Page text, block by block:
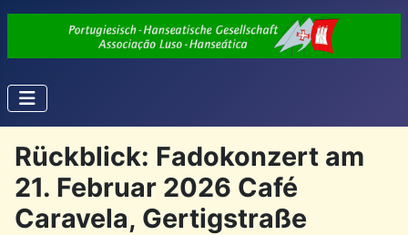
Rückblick: Fadokonzert am
21. Februar 2026 Café
Caravela, Gertigstraße